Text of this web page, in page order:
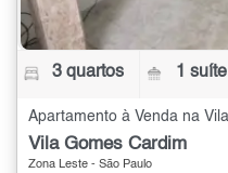
3 quartos 1 suíte
Vila Gomes Cardim
Zona Leste - São Paulo